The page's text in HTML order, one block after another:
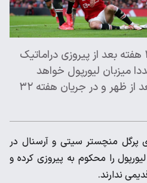
منچستریونایتد درست ۳ هفته بعد از پیروزی دراماتیک
میزبان لیورپول خواهد
بود. نبردی که یکشنبه بعد از ظهر و در جریان هفته ۳۲
پرگل منچستر سیتی و آرسنال در
را محکوم به پیروزی کرده و
ندارند.